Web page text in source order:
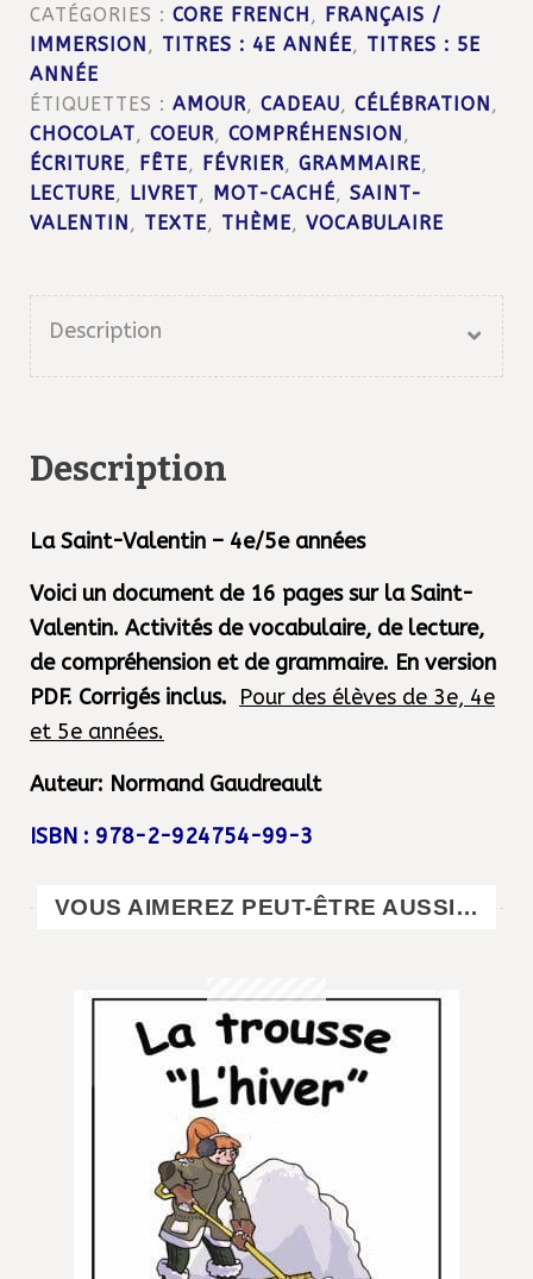
4e/5e
années
CATÉGORIES : CORE FRENCH ,
FRANÇAIS /
IMMERSION , TITRES : 4E ANNÉE, TITRES : 5E
ANNÉE
ÉTIQUETTES : AMOUR, CADEAU, CÉLÉBRATION ,
CHOCOLAT, COEUR, COMPRÉHENSION ,
ÉCRITURE, FÊTE, FÉVRIER, GRAMMAIRE,
LECTURE, LIVRET, MOT-CACHÉ, SAINT-
VALENTIN , TEXTE, THÈME, VOCABULAIRE
Description
Description
La Saint-Valentin – 4e/5e années
Voici un documentde 16 pages sur la Saint-
Valentin. Activités de vocabulaire, de lecture,
de compréhension et de grammaire. En version
PDF. Corrigés inclus. Pour des élèves de 3e, 4e
et 5e années.
Auteur: Normand Gaudreault
ISBN : 978-2-924754-99-3
VOUS AIMEREZ PEUT-ÊTRE AUSSI…